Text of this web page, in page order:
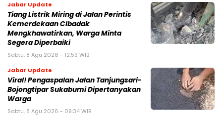
Jabar Update
Tiang Listrik Miring di Jalan Perintis
Kemerdekaan Cibadak
Mengkhawatirkan, Warga Minta
Segera Diperbaiki
Sabtu, 8 Agu 2026 - 12:59 WIB
Jabar Update
Viral! Pengaspalan Jalan Tanjungsari-
Bojongtipar Sukabumi Dipertanyakan
Warga
Sabtu, 8 Agu 2026 - 09:34 WIB